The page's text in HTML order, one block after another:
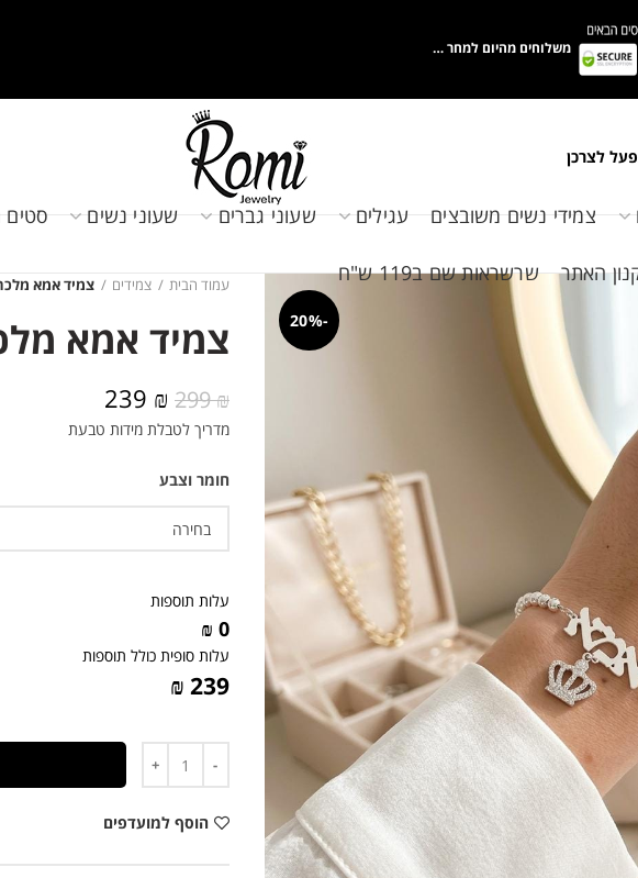
משלוחים מהיום למחר …
לצרכן
צמידי נשים משובצים עגילים שעוני גברים שעוני נשים סטים
האתר שרשראות שם ב119 ש"ח
-20%
עמוד הבית צמידים צמיד אמא
צמיד אמא
299₪
המחיר
המקורי
299 ₪.
239 ₪
הנוכחי
מדריך לטבלת מידות טבעת
חומר וצבע
עלות תוספות
0 ₪
עלות סופית כולל תוספות
239 ₪
הוסף למועדפים